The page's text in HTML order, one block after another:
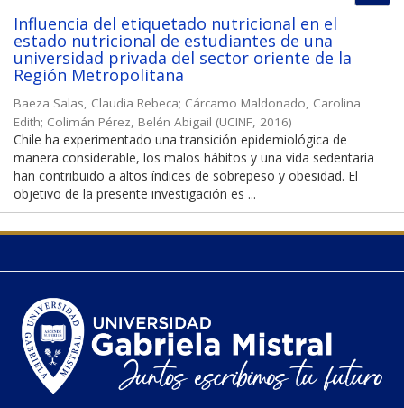
Influencia del etiquetado nutricional en el
estado nutricional de estudiantes de una
universidad privada del sector oriente de la
Región Metropolitana
Baeza Salas, Claudia Rebeca; Cárcamo Maldonado, Carolina
Edith; Colimán Pérez, Belén Abigail (UCINF, 2016)
Chile ha experimentado una transición epidemiológica de
manera considerable, los malos hábitos y una vida sedentaria
han contribuido a altos índices de sobrepeso y obesidad. El
objetivo de la presente investigación es ...